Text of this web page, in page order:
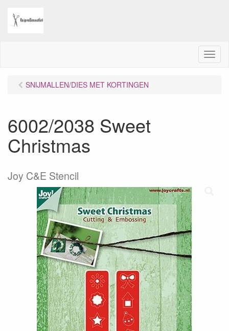
M
e
SNIJMALLEN/DIES MET KORTINGEN
6002/2038 Sweet
Christmas
Joy C&E Stencil